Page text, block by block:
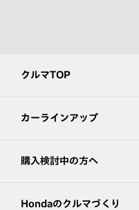
クルマTOP
カーラインアップ
購入検討中の方へ
Hondaのクルマづくり